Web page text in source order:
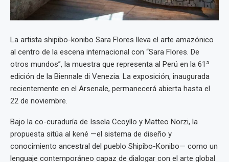
La artista shipibo-konibo Sara Flores lleva el arte amazónico
al centro de la escena internacional con “Sara Flores. De
otros mundos”, la muestra que representa al Perú en la 61ª
edición de la Biennale di Venezia. La exposición, inaugurada
recientemente en el Arsenale, permanecerá abierta hasta el
22 de noviembre.
Bajo la co-curaduría de Issela Ccoyllo y Matteo Norzi, la
propuesta sitúa al kené —el sistema de diseño y
conocimiento ancestral del pueblo Shipibo-Konibo— como un
lenguaje contemporáneo capaz de dialogar con el arte global